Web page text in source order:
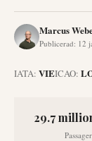
Marcus
Publicerad: 12
IATA: VIEICAO:
29.7